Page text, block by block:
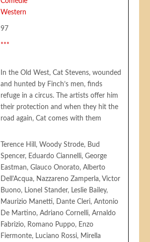
Western
97
***
In the Old West, Cat Stevens, wounded
and hunted by Finch’s men, finds
refuge in a circus. The artists offer him
their protection and when they hit the
road again, Cat comes with them
Terence Hill, Woody Strode, Bud
Spencer, Eduardo Ciannelli, George
Eastman, Glauco Onorato, Alberto
Dell'Acqua, Nazzareno Zamperla, Victor
Buono, Lionel Stander, Leslie Bailey,
Maurizio Manetti, Dante Cleri, Antonio
De Martino, Adriano Cornelli, Arnaldo
Fabrizio, Romano Puppo, Enzo
Fiermonte, Luciano Rossi, Mirella